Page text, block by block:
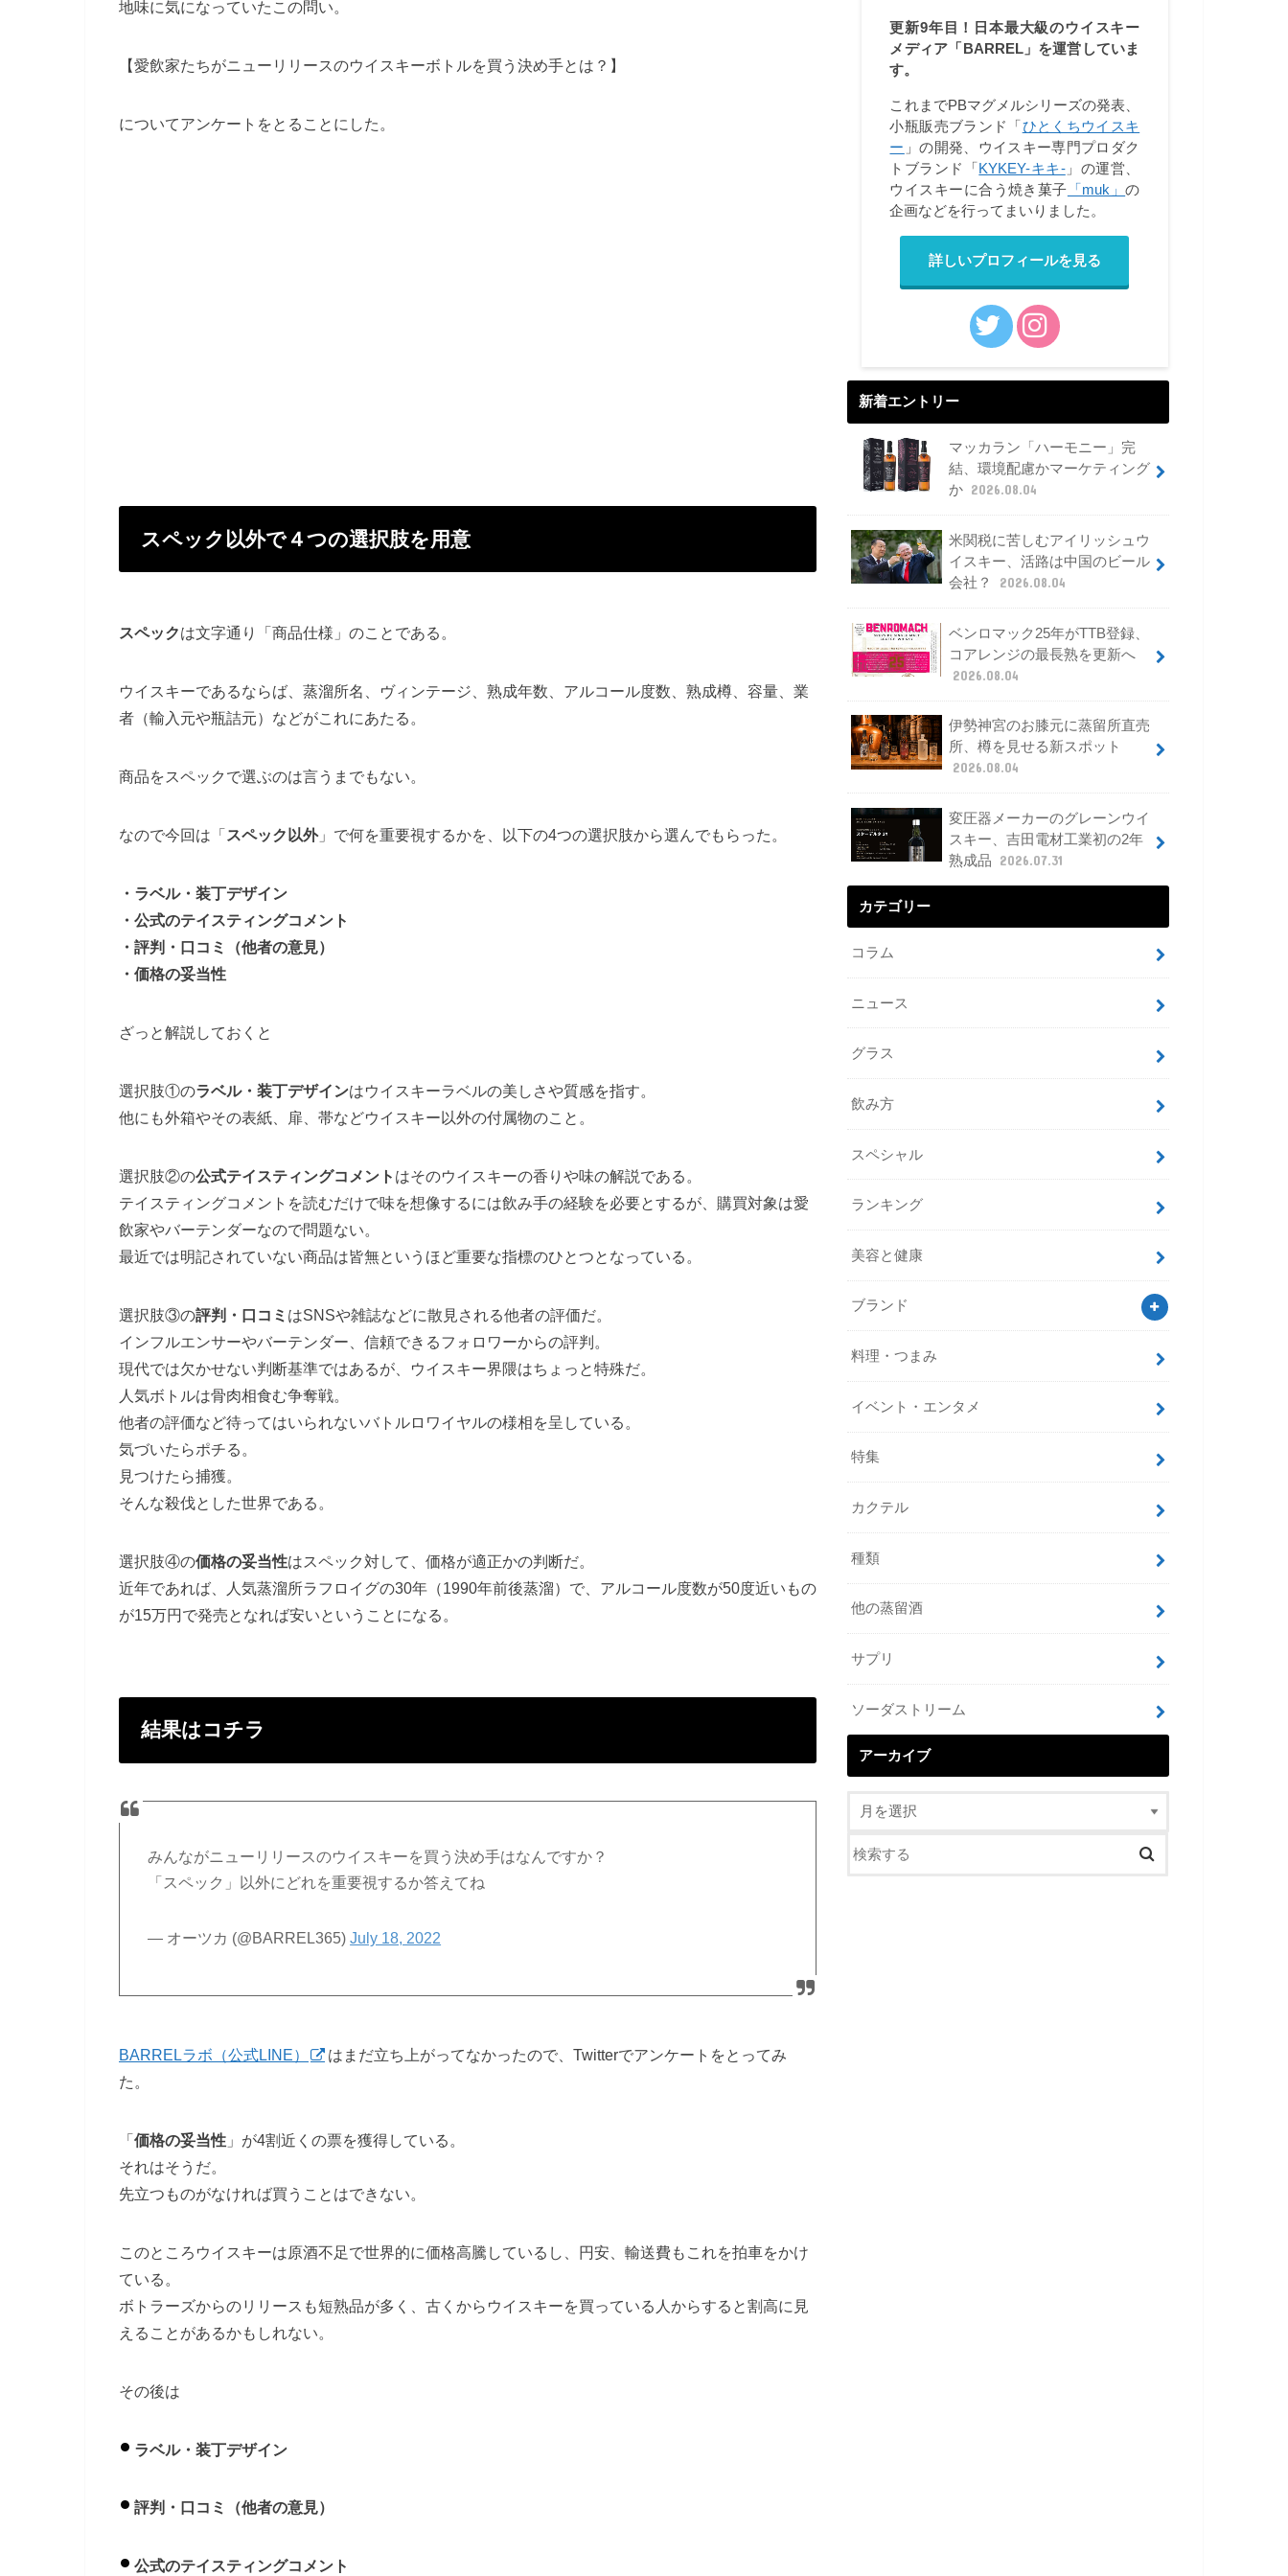
地味に気になっていたこの問い。
【愛飲家たちがニューリリースのウイスキーボトルを買う決め手とは？】
についてアンケートをとることにした。
スペック以外で４つの選択肢を用意
スペックは文字通り「商品仕様」のことである。
ウイスキーであるならば、蒸溜所名、ヴィンテージ、熟成年数、アルコール度数、熟成樽、容量、業
者（輸入元や瓶詰元）などがこれにあたる。
商品をスペックで選ぶのは言うまでもない。
なので今回は「スペック以外」で何を重要視するかを、以下の4つの選択肢から選んでもらった。
・ラベル・装丁デザイン
・公式のテイスティングコメント
・評判・口コミ（他者の意見）
・価格の妥当性
ざっと解説しておくと
選択肢①のラベル・装丁デザインはウイスキーラベルの美しさや質感を指す。
他にも外箱やその表紙、扉、帯などウイスキー以外の付属物のこと。
選択肢②の公式テイスティングコメント はそのウイスキーの香りや味の解説である。
テイスティングコメントを読むだけで味を想像するには飲み手の経験を必要とするが、購買対象は愛
飲家やバーテンダーなので問題ない。
最近では明記されていない商品は皆無というほど重要な指標のひとつとなっている。
選択肢③の評判・口コミ はSNSや雑誌などに散見される他者の評価だ。
インフルエンサーやバーテンダー、信頼できるフォロワーからの評判。
現代では欠かせない判断基準ではあるが、ウイスキー界隈はちょっと特殊だ。
人気ボトルは骨肉相食む争奪戦。
他者の評価など待ってはいられないバトルロワイヤルの様相を呈している。
気づいたらポチる。
見つけたら捕獲。
そんな殺伐とした世界である。
選択肢④の価格の妥当性はスペック対して、価格が適正かの判断だ。
近年であれば、人気蒸溜所ラフロイグの30年（1990年前後蒸溜）で、アルコール度数が50度近いもの
が15万円で発売となれば安いということになる。
結果はコチラ
みんながニューリリースのウイスキーを買う決め手はなんですか？
「スペック」以外にどれを重要視するか答えてね
— オーツカ (@BARREL365)July 18, 2022
BARRELラボ（公式LINE）
はまだ立ち上がってなかったので、Twitterでアンケートをとってみ
た。
「価格の妥当性 」が4割近くの票を獲得している。
それはそうだ。
先立つものがなければ買うことはできない。
このところウイスキーは原酒不足で世界的に価格高騰しているし、円安、輸送費もこれを拍車をかけ
ている。
ボトラーズからのリリースも短熟品が多く、古くからウイスキーを買っている人からすると割高に見
えることがあるかもしれない。
その後は
ラベル・装丁デザイン
評判・口コミ（他者の意見）
公式のテイスティングコメント
更新9年目！日本最大級のウイスキー
メディア「BARREL」を運営していま
す。
これまでPBマグメルシリーズの発表、
小瓶販売ブランド「 ひとくちウイスキ
ー 」の開発、ウイスキー専門プロダク
トブランド「 KYKEY-キキ-」の運営、
ウイスキーに合う焼き菓子 「muk」の
企画などを行ってまいりました。
詳しいプロフィールを見る
新着エントリー
マッカラン「ハーモニー」完
結、環境配慮かマーケティング
か 2026.08.04
米関税に苦しむアイリッシュウ
イスキー、活路は中国のビール
会社？
2026.08.04
ベンロマック25年がTTB登録、
コアレンジの最長熟を更新へ
2026.08.04
伊勢神宮のお膝元に蒸留所直売
所、樽を見せる新スポット
2026.08.04
変圧器メーカーのグレーンウイ
スキー、吉田電材工業初の2年
熟成品
2026.07.31
カテゴリー
コラム
ニュース
グラス
飲み方
スペシャル
ランキング
美容と健康
ブランド
料理・つまみ
イベント・エンタメ
特集
カクテル
種類
他の蒸留酒
サプリ
ソーダストリーム
アーカイブ